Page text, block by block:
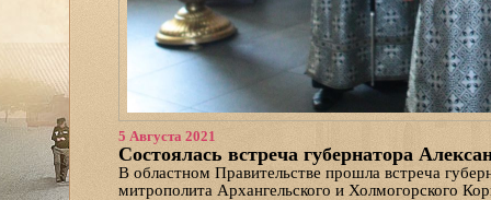
5 Августа 2021
Состоялась встреча губернатора
В областном Правительстве прошла встреча
митрополита Архангельского и Холмогорского